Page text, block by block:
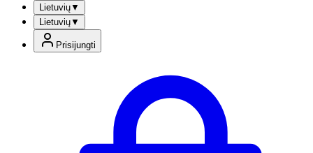
Lietuvių▼
Lietuvių▼
Prisijungti